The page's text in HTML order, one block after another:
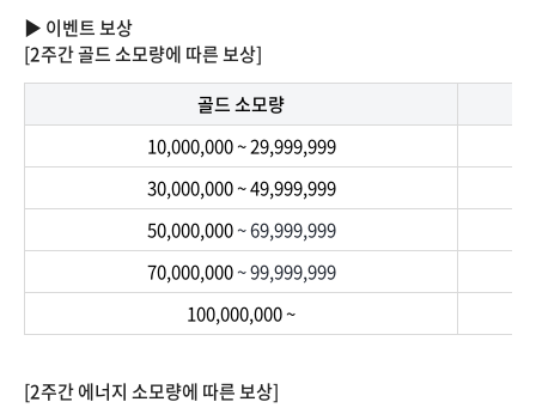
▶ 이벤트 보상
[2주간 골드 소모량에 따른 보상]
골드 소모량
10,000,000 ~ 29,999,999
30,000,000 ~ 49,999,999
50,000,000~ 69,999,999
70,000,000~ 99,999,999
100,000,000 ~
[2주간 에너지 소모량에 따른 보상]